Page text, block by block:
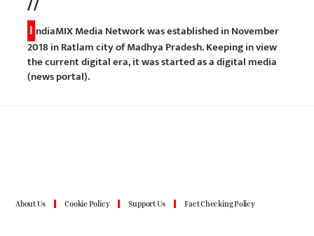
I ndiaMIX Media Network was established in November
2018 in Ratlam city of Madhya Pradesh. Keeping in view
the current digital era, it was started as a digital media
(news portal).
About Us Cookie Policy Support Us Fact Checking Policy